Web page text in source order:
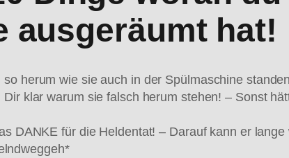
ausgeräumt hat!
herum wie sie auch in der Spülmaschine
klar warum sie falsch herum stehen! – Sonst
DANKE für die Heldentat! – Darauf kann er